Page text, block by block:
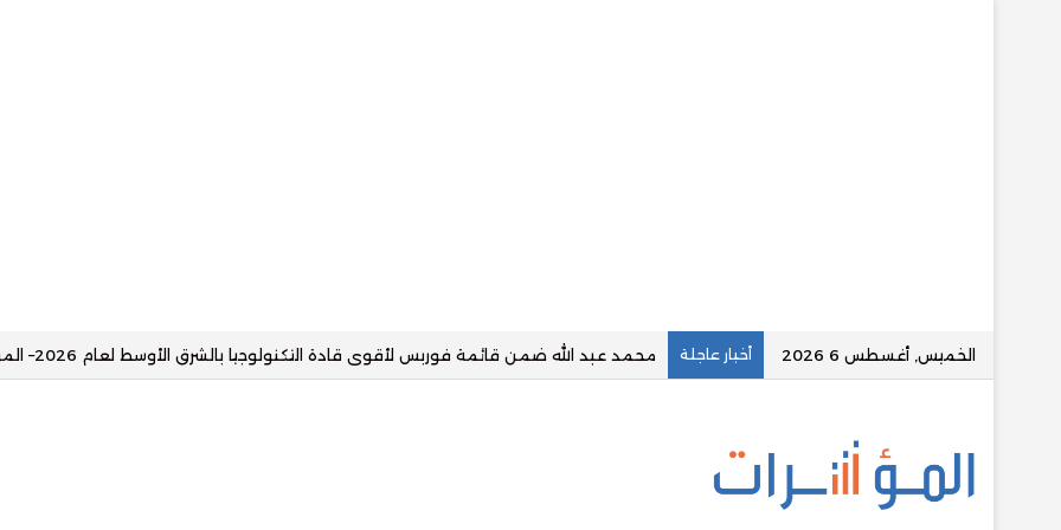
الخميس, أغسطس 6 2026 أخبار عاجلة نور الزيني ضمن قائمة فوربس لأقوى قادة التسويق في الشرق الأوسط لعام 2026– المؤشرات نت